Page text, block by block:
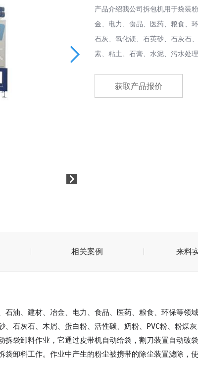
产品介绍我公司拆包机用于袋装
金、电力、食品、医药、粮食、
石灰、氧化镁、石英砂、石灰石
素、粘土、石膏、水泥、污水处
获取产品报价
相关案例 来料
油、建材、冶金、电力、食品、医药、粮食、环保等领
石灰石、木屑、蛋白粉、活性碳、奶粉、PVC粉、粉煤
袋卸料作业，它通过皮带机自动给袋，割刀装置自动破
卸料工作。作业中产生的粉尘被携带的除尘装置滤除，